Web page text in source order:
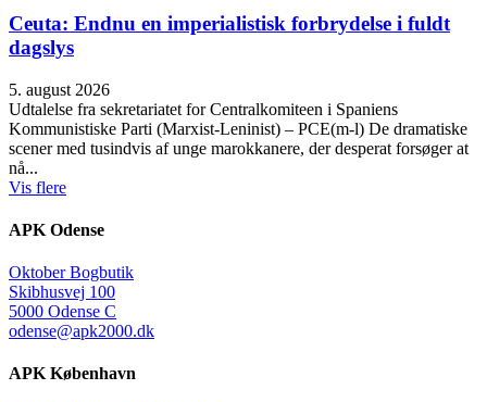
Ceuta: Endnu en imperialistisk forbrydelse i fuldt
dagslys
5. august 2026
Udtalelse fra sekretariatet for Centralkomiteen i Spaniens
Kommunistiske Parti (Marxist-Leninist) – PCE(m-l) De dramatiske
scener med tusindvis af unge marokkanere, der desperat forsøger at
nå...
Vis flere
APK Odense
Oktober Bogbutik
Skibhusvej 100
5000 Odense C
odense@apk2000.dk
APK København